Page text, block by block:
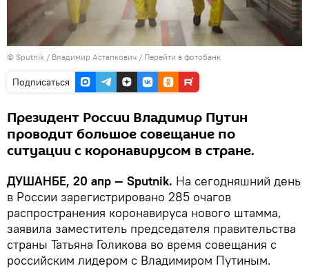
© Sputnik / Владимир Астапкович / Перейти в фотобанк
Подписаться
Президент России Владимир Путин
проводит большое совещание по
ситуации с коронавирусом в стране.
ДУШАНБЕ, 20 апр — Sputnik. На сегодняшний день
в России зарегистрировано 285 очагов
распространения коронавируса нового штамма,
заявила заместитель председателя правительства
страны Татьяна Голикова во время совещания с
российским лидером с Владимиром Путиным.